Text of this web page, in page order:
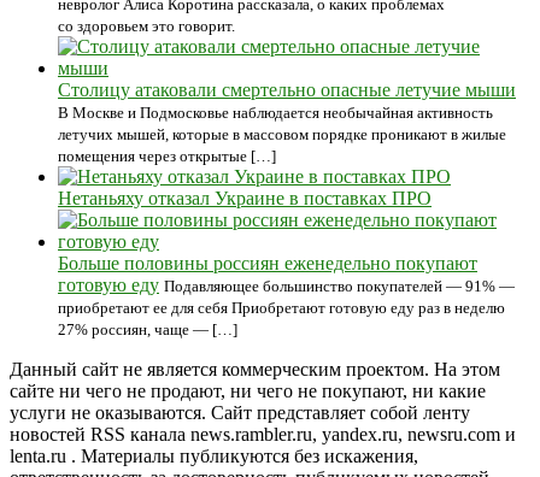
невролог Алиса Коротина рассказала, о каких проблемах
со здоровьем это говорит.
Столицу атаковали смертельно опасные летучие мыши
В Москве и Подмосковье наблюдается необычайная активность
летучих мышей, которые в массовом порядке проникают в жилые
помещения через открытые […]
Нетаньяху отказал Украине в поставках ПРО
Больше половины россиян еженедельно покупают
готовую еду Подавляющее большинство покупателей — 91% —
приобретают ее для себя Приобретают готовую еду раз в неделю
27% россиян, чаще — […]
Данный сайт не является коммерческим проектом. На этом
сайте ни чего не продают, ни чего не покупают, ни какие
услуги не оказываются. Сайт представляет собой ленту
новостей RSS канала news.rambler.ru, yandex.ru, newsru.com и
lenta.ru . Материалы публикуются без искажения,